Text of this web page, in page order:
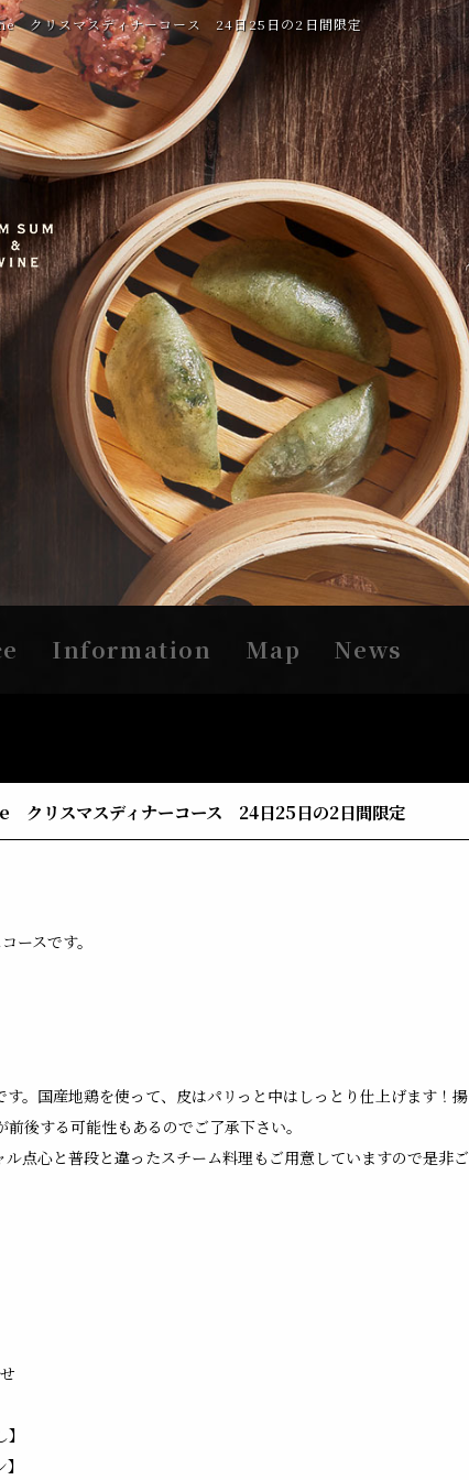
クリスマスディナーコース 24日25日の2日間限定
Information Map News
リスマスディナーコース 24日25日の2日間限定
ースです。
。国産地鶏を使って、皮はパリっと中はしっとり仕上げます！揚
後する可能性もあるのでご了承下さい。
点心と普段と違ったスチーム料理もご用意していますので是非ご